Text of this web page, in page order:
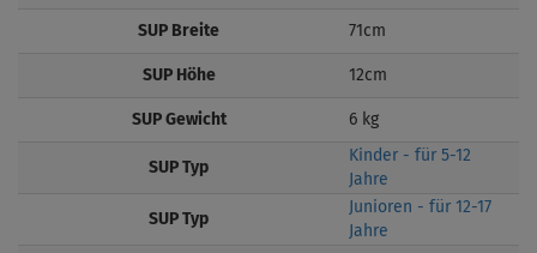
SUP Breite 71cm
SUP Höhe 12cm
SUP Gewicht 6 kg
SUP Typ
Kinder - für 5-12
Jahre
SUP Typ
Junioren - für 12-17
Jahre